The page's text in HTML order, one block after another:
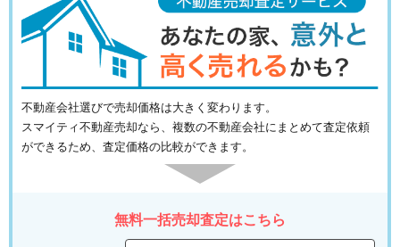
不動産会社選びで売却価格は大きく変わります。
スマイティ不動産売却なら、複数の不動産会社にまとめて査定依頼
ができるため、査定価格の比較ができます。
無料一括売却査定はこちら